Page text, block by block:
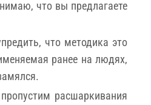
что вы предлагаете
что методика это
ранее на людях,
расшаркивания